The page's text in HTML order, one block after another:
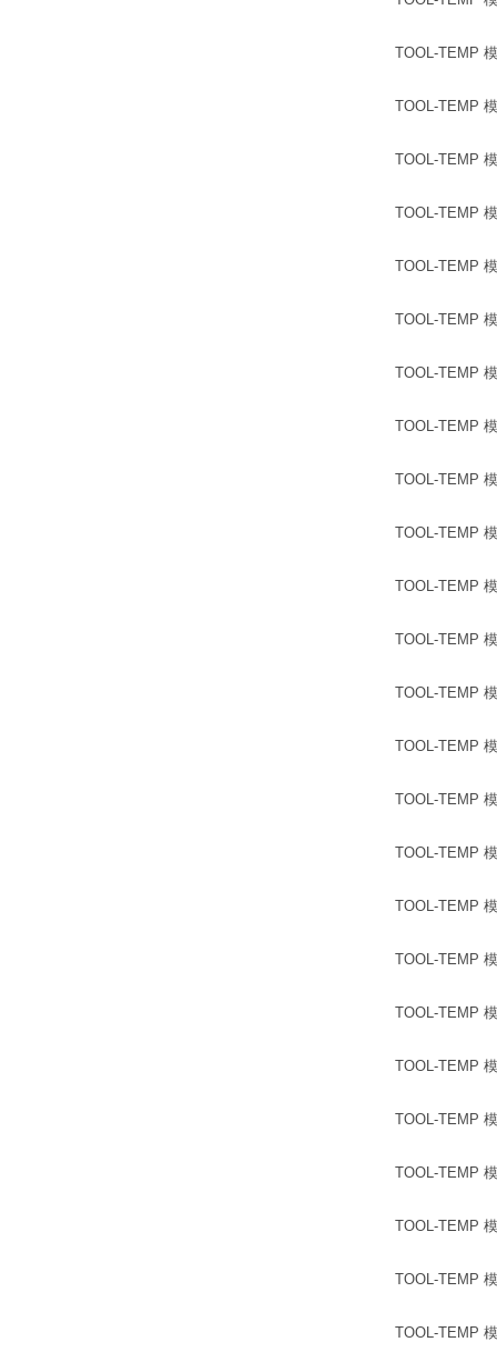
TOOL-TEMP 模
TOOL-TEMP 模
TOOL-TEMP 模
TOOL-TEMP 模
TOOL-TEMP 模
TOOL-TEMP 模
TOOL-TEMP 模
TOOL-TEMP 模
TOOL-TEMP 模
TOOL-TEMP 模
TOOL-TEMP 模
TOOL-TEMP 模
TOOL-TEMP 模
TOOL-TEMP 模
TOOL-TEMP 模
TOOL-TEMP 模
TOOL-TEMP 模
TOOL-TEMP 模
TOOL-TEMP 模
TOOL-TEMP 模
TOOL-TEMP 模
TOOL-TEMP 模
TOOL-TEMP 模
TOOL-TEMP 模
TOOL-TEMP 模